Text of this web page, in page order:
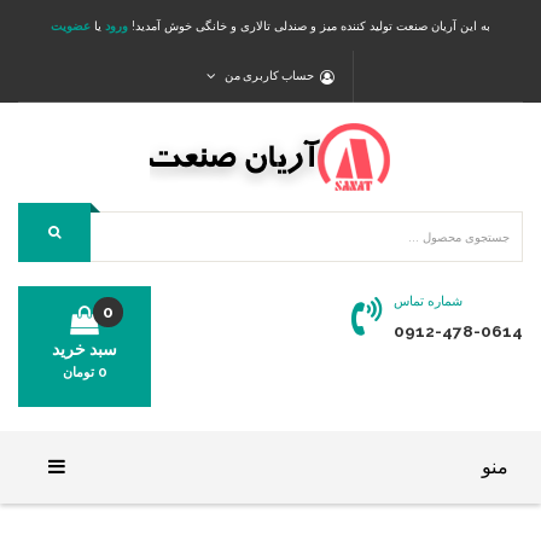
به این آریان صنعت تولید کننده میز و صندلی تالاری و خانگی خوش آمدید! ورود یا عضویت
حساب کاربری من
شماره تماس
0912-478-0614
سبد خرید
0
0 تومان
منو